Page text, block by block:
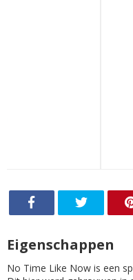
Eigenschappen
No Time Like Now is een